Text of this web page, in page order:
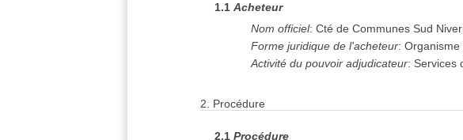
1.1Acheteur
Nom officiel:Cté de Communes Sud
Forme juridique de l'acheteur:
Activité du pouvoir adjudicateur: Services
2. Procédure
2.1Procédure